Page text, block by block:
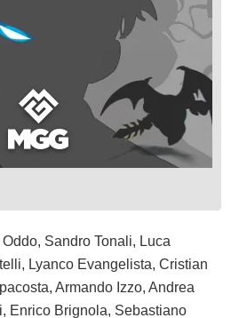
Sandro Tonali, Luca
Lyanco Evangelista, Cristian
Armando Izzo, Andrea
Enrico Brignola, Sebastiano